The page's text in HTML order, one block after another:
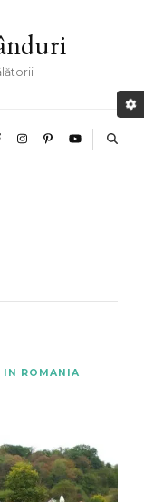
IN ROMANIA